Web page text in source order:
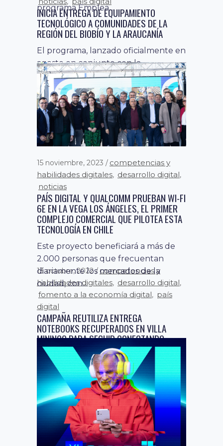
programa Emplea...
15 noviembre, 2023
competencias y
habilidades digitales, desarrollo digital,
noticias
PAÍS DIGITAL Y QUALCOMM PRUEBAN WI-FI
6E EN LA VEGA LOS ÁNGELES, EL PRIMER
COMPLEJO COMERCIAL QUE PILOTEA ESTA
TECNOLOGÍA EN CHILE
Este proyecto beneficiará a más de
2.000 personas que frecuentan
diariamente los mercados de la
ciudad, con...
Sr/a director/a: Recientemente, y
gracias a un esfuerzo conjunto con el
Juzgado de Letras y la Municipalidad
de Lebu;...
habilidades digitales
desarrollo digital
fomento a la economía digital,
noticias,país digital
INICIA ENTREGA DE EQUIPAMIENTO
TECNOLÓGICO A COMUNIDADES DE LA
REGIÓN DEL BIOBÍO Y LA ARAUCANÍA
El programa, lanzado oficialmente en
agosto en conjunto con la
Subsecretaría de
Telecomunicaciones, está
entregando, mediante alianzas...